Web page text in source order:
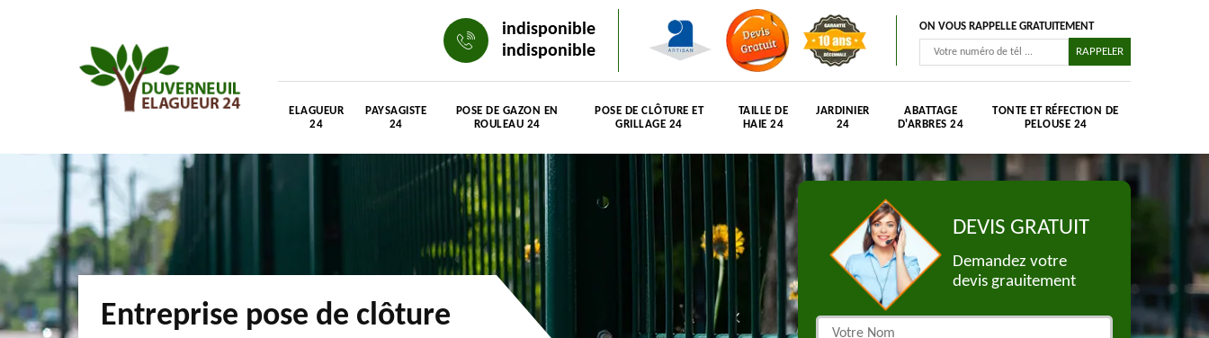
indisponible
indisponible
ON VOUS RAPPELLE GRATUITEMENT
ELAGUEUR
24
PAYSAGISTE
24
POSE DE GAZON EN
ROULEAU 24
POSE DE CLÔTURE ET
GRILLAGE 24
TAILLE DE
HAIE 24
JARDINIER
24
ABATTAGE
D'ARBRES 24
TONTE ET RÉFECTION DE
PELOUSE 24
Entreprise pose de clôture
DEVIS GRATUIT
Demandez votre
devis grauitement